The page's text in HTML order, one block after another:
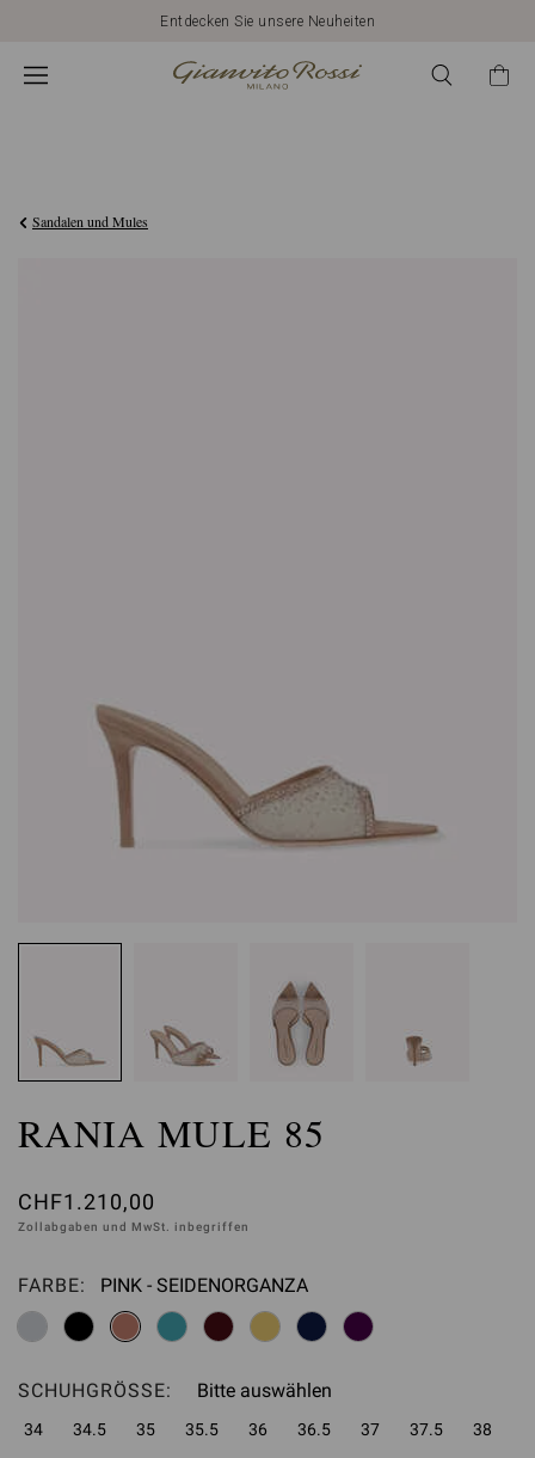
Entdecken Sie unsere Neuheiten
Sandalen und Mules
RANIA MULE 85
CHF1.210,00
Zollabgaben und MwSt. inbegriffen
FARBE: Bitte auswählen
PINK - SEIDENORGANZA
SCHUHGRÖSSE: Bitte auswählen
34 34.5 35 35.5 36 36.5 37 37.5 38